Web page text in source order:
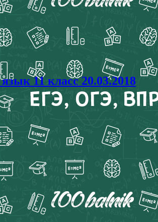
11 класс 20.03.2018